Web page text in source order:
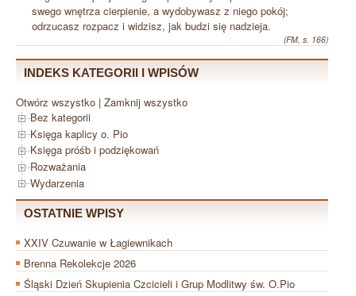
swego wnętrza cierpienie, a wydobywasz z niego pokój;
odrzucasz rozpacz i widzisz, jak budzi się nadzieja.
(FM, s. 166)
INDEKS KATEGORII I WPISÓW
Otwórz wszystko | Zamknij wszystko
Bez kategorii
Księga kaplicy o. Pio
Księga próśb i podziękowań
Rozważania
Wydarzenia
OSTATNIE WPISY
XXIV Czuwanie w Łagiewnikach
Brenna Rekolekcje 2026
Śląski Dzień Skupienia Czcicieli i Grup Modlitwy św. O.Pio